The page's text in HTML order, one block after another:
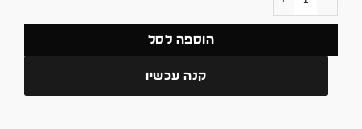
הוספה לסל
קנה עכשיו